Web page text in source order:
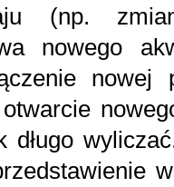
(np.
nowego
długo